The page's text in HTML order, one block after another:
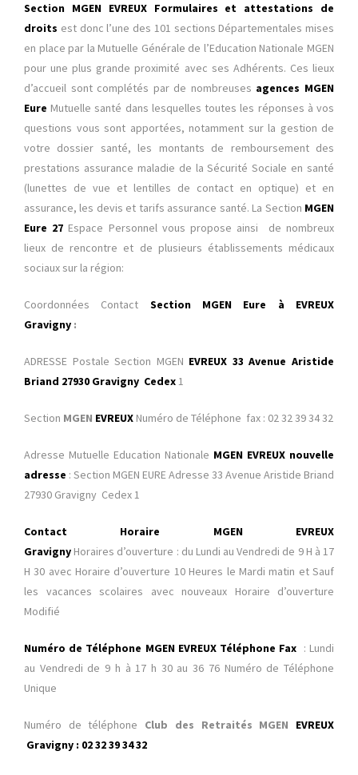
Section MGEN EVREUX Formulaires et attestations de
droits est donc l’une des 101 sections Départementales mises
en place par la Mutuelle Générale de l’Education Nationale MGEN
pour une plus grande proximité avec ses Adhérents. Ces lieux
d’accueil sont complétés par de nombreuses agences MGEN
Eure Mutuelle santé dans lesquelles toutes les réponses à vos
questions vous sont apportées, notamment sur la gestion de
votre dossier santé, les montants de remboursement des
prestations assurance maladie de la Sécurité Sociale en santé
(lunettes de vue et lentilles de contact en optique) et en
assurance, les devis et tarifs assurance santé. La Section MGEN
Eure 27 Espace Personnel vous propose ainsi de nombreux
lieux de rencontre et de plusieurs établissements médicaux
sociaux sur la région:
Coordonnées Contact Section MGEN Eure à EVREUX
Gravigny :
ADRESSE Postale Section MGEN EVREUX 33 Avenue Aristide
Briand 27930 Gravigny Cedex1
Section MGEN EVREUX Numéro de Téléphone fax : 02 32 39 34 32
Adresse Mutuelle Education Nationale MGEN EVREUX nouvelle
adresse : Section MGEN EURE Adresse 33 Avenue Aristide Briand
27930 Gravigny Cedex 1
Contact Horaire MGEN EVREUX
Gravigny Horaires d’ouverture : du Lundi au Vendredi de 9 H à 17
H 30 avec Horaire d’ouverture 10 Heures le Mardi matin et Sauf
les vacances scolaires avec nouveaux Horaire d’ouverture
Modifié
Numéro de Téléphone MGEN EVREUX Téléphone Fax : Lundi
au Vendredi de 9 h à 17 h 30 au 36 76 Numéro de Téléphone
Unique
Numéro de téléphone Club des Retraités MGEN EVREUX
Gravigny : 02 32 39 34 32